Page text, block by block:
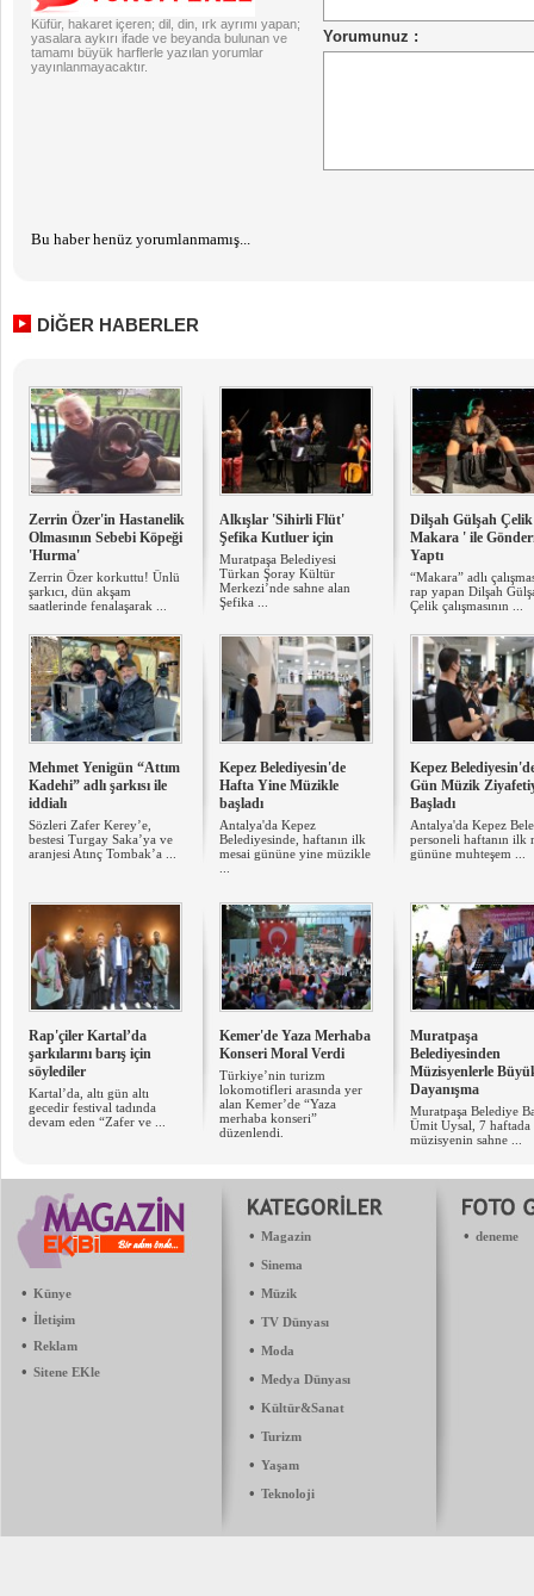
Küfür, hakaret içeren; dil, din, ırk ayrımı yapan;
yasalara aykırı ifade ve beyanda bulunan ve
tamamı büyük harflerle yazılan yorumlar
yayınlanmayacaktır.
Bu haber henüz yorumlanmamış...
DİĞER HABERLER
Zerrin Özer'in Hastanelik
Olmasının Sebebi Köpeği
'Hurma'
Zerrin Özer korkuttu! Ünlü
şarkıcı, dün akşam
saatlerinde fenalaşarak ...
Alkışlar 'Sihirli Flüt'
Şefika Kutluer için
Muratpaşa Belediyesi
Türkan Şoray Kültür
Merkezi’nde sahne alan
Şefika ...
Dilşah Gülşah
Makara ' ile
Yaptı
“Makara” adlı
rap yapan Dilşah
Çelik çalışmasının ...
Mehmet Yenigün “Attım
Kadehi” adlı şarkısı ile
iddialı
Sözleri Zafer Kerey’e,
bestesi Turgay Saka’ya ve
aranjesi Atınç Tombak’a ...
Kepez Belediyesin'de
Hafta Yine Müzikle
başladı
Antalya'da Kepez
Belediyesinde, haftanın ilk
mesai gününe yine müzikle
Kepez
Gün Müzik
Başladı
Antalya'da Kepez
personeli haftanın ilk
gününe muhteşem ...
Rap'çiler Kartal’da
şarkılarını barış için
söylediler
Kartal’da, altı gün altı
gecedir festival tadında
devam eden “Zafer ve ...
Kemer'de Yaza Merhaba
Konseri Moral Verdi
Türkiye’nin turizm
lokomotifleri arasında yer
alan Kemer’de “Yaza
merhaba konseri”
düzenlendi.
Muratpaşa
Belediyesinden
Müzisyenlerle
Dayanışma
Muratpaşa Belediye
Ümit Uysal, 7 haftada
müzisyenin sahne ...
• Künye
• İletişim
• Reklam
• Sitene EKle
• Magazin
• Sinema
• Müzik
• TV Dünyası
• Moda
• Medya Dünyası
• Kültür&Sanat
• Turizm
• Yaşam
• Teknoloji
• deneme